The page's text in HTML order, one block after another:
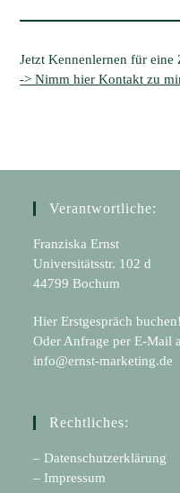
Jetzt Kennenlernen für eine
-> Nimm hier Kontakt zu
Verantwortliche:
Franziska Ernst
Universitätsstr. 102 d
44799 Bochum
Hier Erstgespräch buchen!
Oder Anfrage per E-Mail
info@ernst-marketing.de
Rechtliches:
– Datenschutzerklärung
– Impressum